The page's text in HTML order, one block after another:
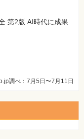
第2版 AI時代に成果
調べ：7月5日〜7月11日